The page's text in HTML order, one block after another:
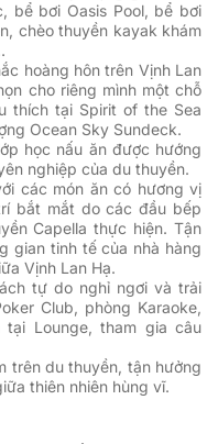
bể bơi Oasis Pool, bể bơi
chèo thuyền kayak khám
hoàng hôn trên Vịnh Lan
cho riêng mình một chỗ
thích tại Spirit of the Sea
Ocean Sky Sundeck.
học nấu ăn được hướng
nghiệp của du thuyền.
các món ăn có hương vị
bắt mắt do các đầu bếp
Capella thực hiện. Tận
gian tinh tế của nhà hàng
Vịnh Lan Hạ.
tự do nghỉ ngơi và trải
Club, phòng Karaoke,
Lounge, tham gia câu
trên du thuyền, tận hưởng
thiên nhiên hùng vĩ.